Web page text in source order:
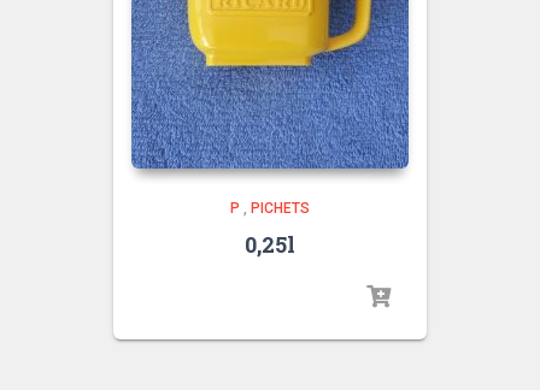
P , PICHETS
0,25l